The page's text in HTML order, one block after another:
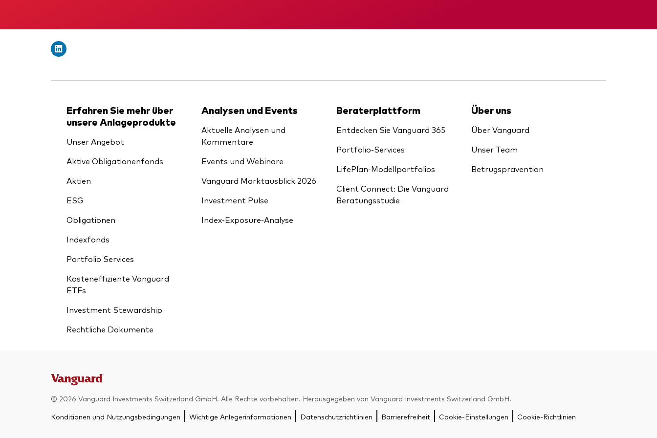
Erfahren Sie mehr über
unsere Anlageprodukte
Unser Angebot
Aktive Obligationenfonds
Aktien
ESG
Obligationen
Indexfonds
Portfolio Services
Kosteneffiziente Vanguard
ETFs
Investment Stewardship
Rechtliche Dokumente
Analysen und Events
Aktuelle Analysen und
Kommentare
Events und Webinare
Vanguard Marktausblick 2026
Investment Pulse
Index-Exposure-Analyse
Beraterplattform
Entdecken Sie Vanguard 365
Portfolio-Services
LifePlan-Modellportfolios
Client Connect: Die Vanguard
Beratungsstudie
Über uns
Über Vanguard
Unser Team
Betrugsprävention
© 2026 Vanguard Investments Switzerland GmbH. Alle Rechte vorbehalten. Herausgegeben von Vanguard Investments Switzerland GmbH.
Konditionen und Nutzungsbedingungen Wichtige Anlegerinformationen Datenschutzrichtlinien Barrierefreiheit Cookie-Einstellungen Cookie-Richtlinien